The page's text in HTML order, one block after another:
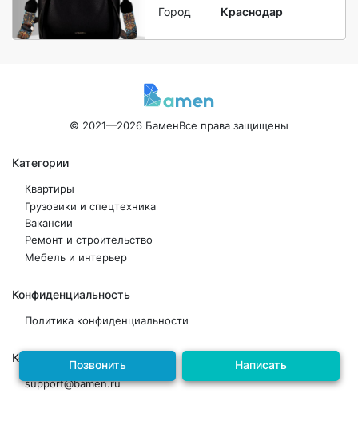
Город Краснодар
Позвонить Написать
© 2021—2026 БаменВсе права защищены
Категории
Квартиры
Грузовики и спецтехника
Вакансии
Ремонт и строительство
Мебель и интерьер
Конфиденциальность
Политика конфиденциальности
Контакты
support@bamen.ru